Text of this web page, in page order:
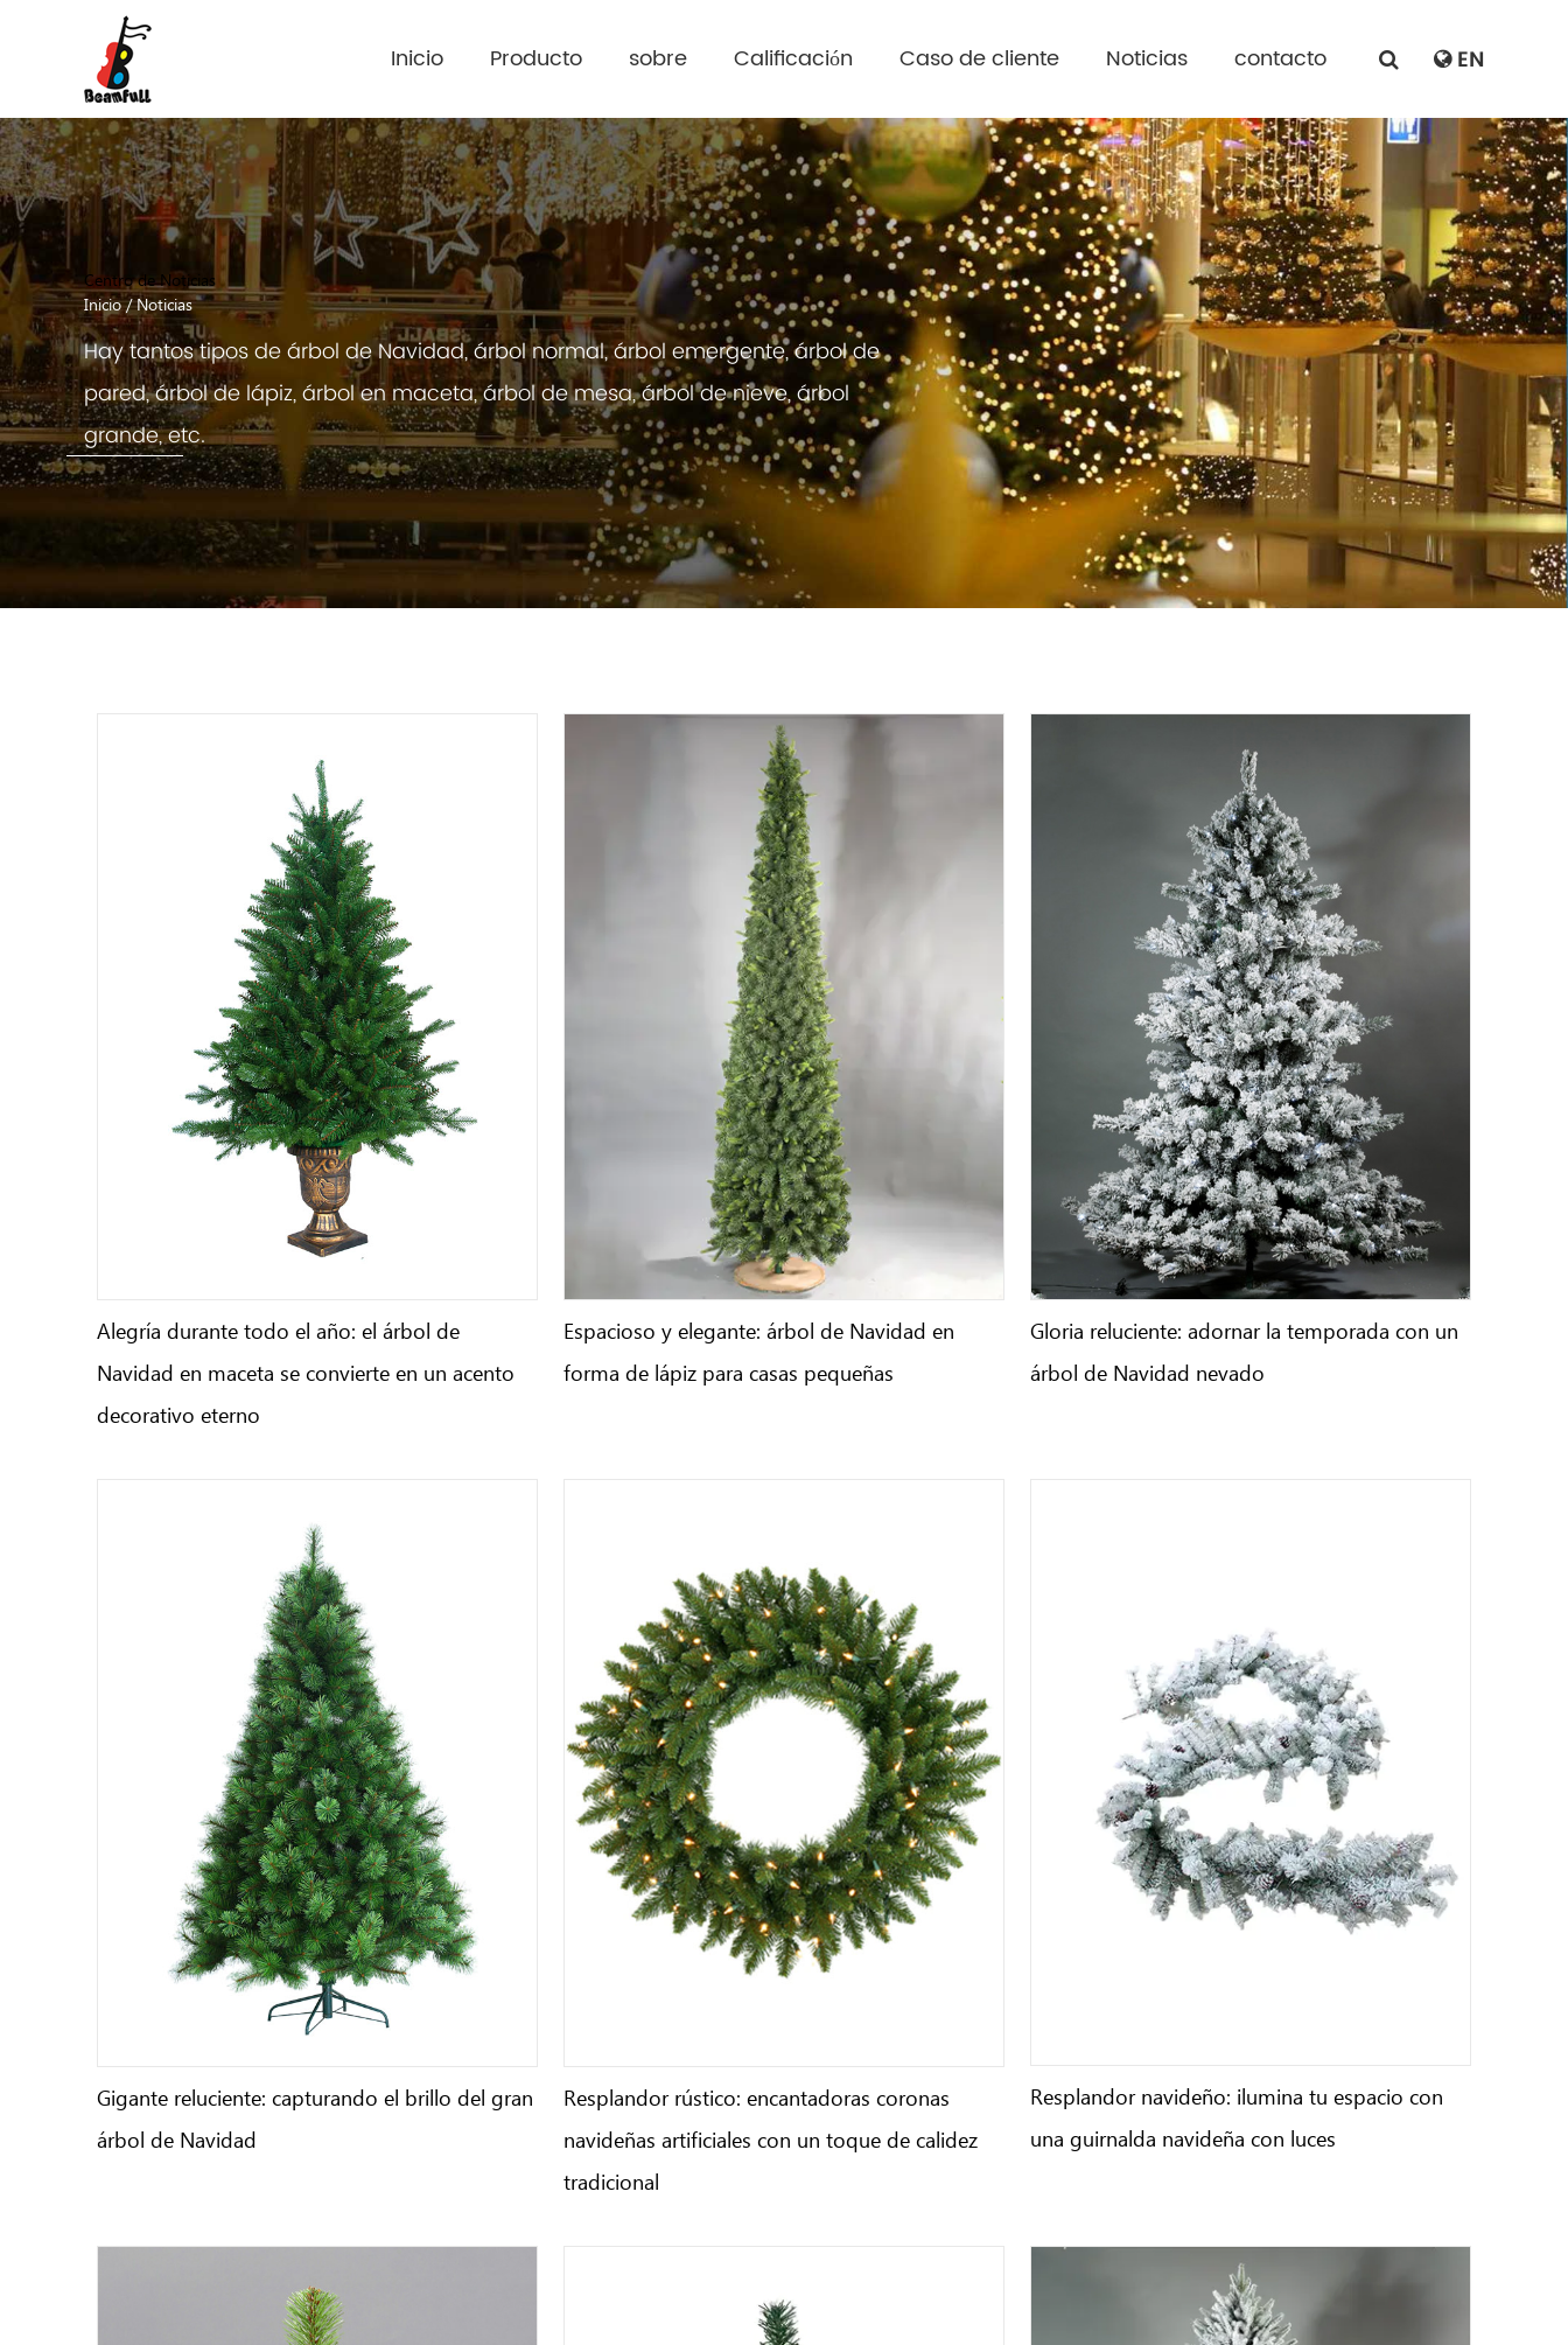
Inicio Producto sobre Calificación Caso de cliente Noticias contacto EN
Centro de Noticias
Inicio/Noticias
Hay tantos tipos de árbol de Navidad, árbol normal, árbol emergente, árbol de
pared, árbol de lápiz, árbol en maceta, árbol de mesa, árbol de nieve, árbol
grande, etc.
Alegría durante todo el año: el árbol de
Navidad en maceta se convierte en un acento
decorativo eterno
Espacioso y elegante: árbol de Navidad en
forma de lápiz para casas pequeñas
Gloria reluciente: adornar la temporada con un
árbol de Navidad nevado
Gigante reluciente: capturando el brillo del gran
árbol de Navidad
Resplandor rústico: encantadoras coronas
navideñas artificiales con un toque de calidez
tradicional
Resplandor navideño: ilumina tu espacio con
una guirnalda navideña con luces